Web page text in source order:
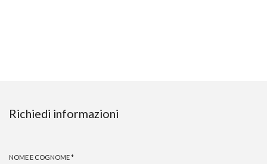
Richiedi informazioni
NOME E COGNOME*